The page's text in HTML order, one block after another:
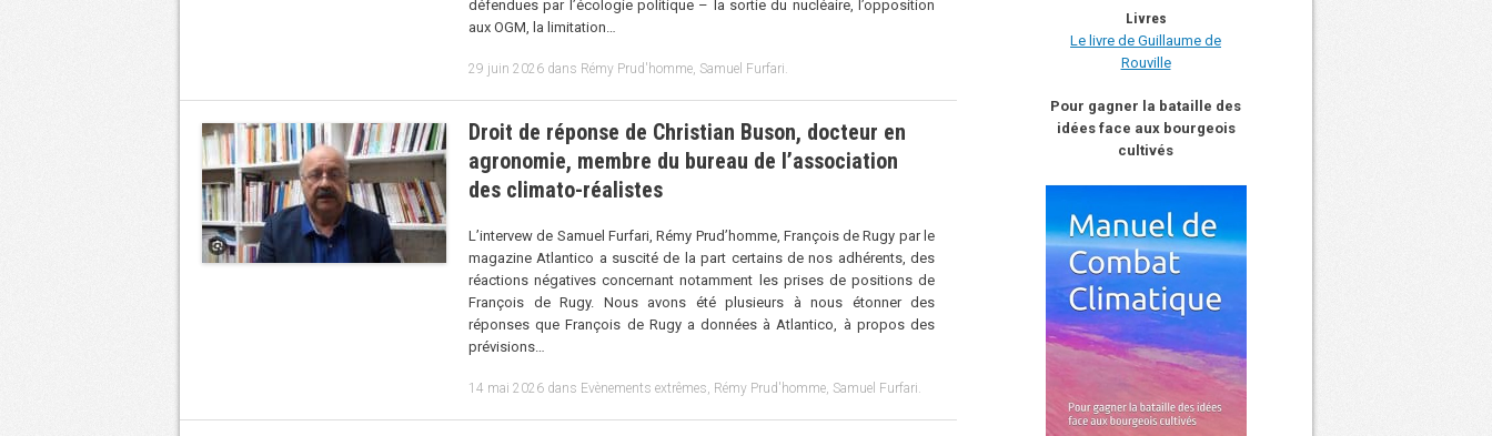
défendues par l’écologie politique – la sortie du nucléaire, l’opposition
aux OGM, la limitation…
29 juin 2026 dans Rémy Prud'homme Samuel Furfari
Droit de réponse de Christian Buson, docteur en
agronomie, membre du bureau de l’association
des climato-réalistes
L’intervew de Samuel Furfari, Rémy Prud’homme, François de Rugy par le
magazine Atlantico a suscité de la part certains de nos adhérents, des
réactions négatives concernant notamment les prises de positions de
François de Rugy. Nous avons été plusieurs à nous étonner des
réponses que François de Rugy a données à Atlantico, à propos des
prévisions…
14 mai 2026 dans Evènements extrêmes Rémy Prud'homme Samuel Furfari
Livres
Le livre de Guillaume de
Rouville
Pour gagner la bataille des
idées face aux bourgeois
cultivés